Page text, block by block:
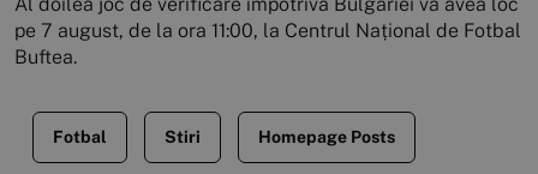
pe 7 august, de la ora 11:00, la Centrul Național de Fotbal
Buftea.
Fotbal Stiri Homepage Posts